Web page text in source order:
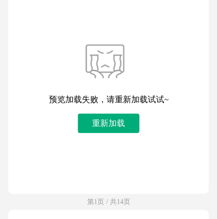
预览加载失败，请重新加载试试~
重新加载
第1页 / 共14页